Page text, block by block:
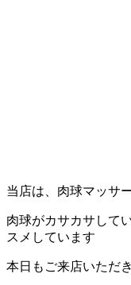
福
津
店）
当店は、肉球マッサ
肉球がカサカサして
スメしています
本日もご来店いただ